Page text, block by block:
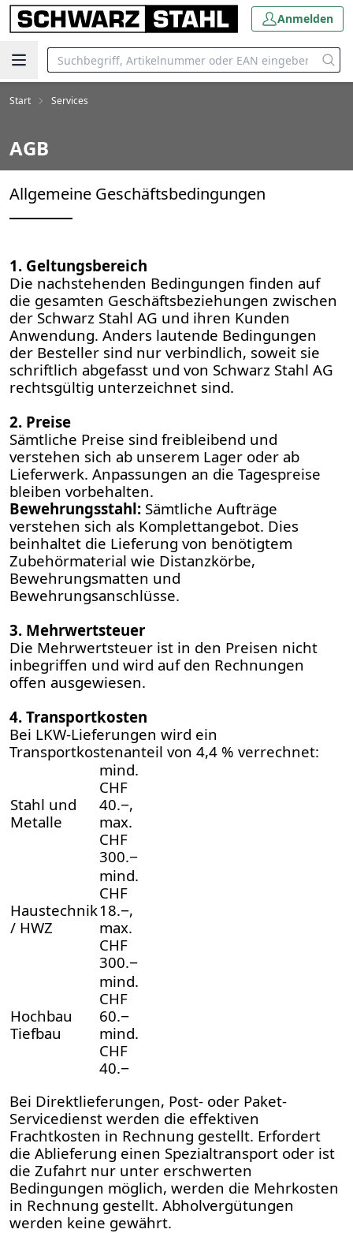
Anmelden
Start Services
AGB
Allgemeine Geschäftsbedingungen
1. Geltungsbereich
Die nachstehenden Bedingungen finden auf
die gesamten Geschäftsbeziehungen zwischen
der Schwarz Stahl AG und ihren Kunden
Anwendung. Anders lautende Bedingungen
der Besteller sind nur verbindlich, soweit sie
schriftlich abgefasst und von Schwarz Stahl AG
rechtsgültig unterzeichnet sind.
2. Preise
Sämtliche Preise sind freibleibend und
verstehen sich ab unserem Lager oder ab
Lieferwerk. Anpassungen an die Tagespreise
bleiben vorbehalten.
Bewehrungsstahl: Sämtliche Aufträge
verstehen sich als Komplettangebot. Dies
beinhaltet die Lieferung von benötigtem
Zubehörmaterial wie Distanzkörbe,
Bewehrungsmatten und
Bewehrungsanschlüsse.
3. Mehrwertsteuer
Die Mehrwertsteuer ist in den Preisen nicht
inbegriffen und wird auf den Rechnungen
offen ausgewiesen.
4. Transportkosten
Bei LKW-Lieferungen wird ein
Transportkostenanteil von 4,4 % verrechnet:
Stahl und
Metalle
mind.
CHF
40.−,
max.
CHF
300.−
Haustechnik
/ HWZ
mind.
CHF
18.−,
max.
CHF
300.−
Hochbau
Tiefbau
mind.
CHF
60.−
mind.
CHF
40.−
Bei Direktlieferungen, Post- oder Paket-
Servicedienst werden die effektiven
Frachtkosten in Rechnung gestellt. Erfordert
die Ablieferung einen Spezialtransport oder ist
die Zufahrt nur unter erschwerten
Bedingungen möglich, werden die Mehrkosten
in Rechnung gestellt. Abholvergütungen
werden keine gewährt.